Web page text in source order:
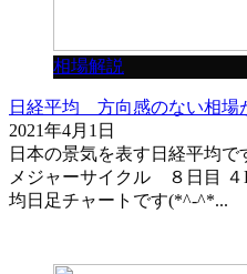
相場解説
日経平均 方向感のない相場
2021年4月1日
日本の景気を表す日経平均
メジャーサイクル ８日目
均日足チャートです(*^-^*...